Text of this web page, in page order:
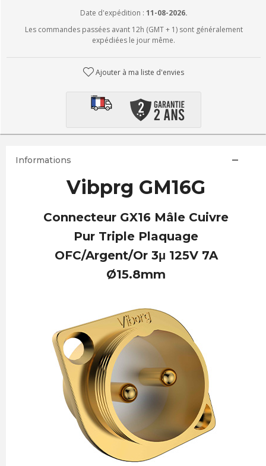
Date d'expédition : 11-08-2026.
Les commandes passées avant 12h (GMT + 1) sont généralement
expédiées le jour même.
Ajouter à ma liste d'envies
Informations
Vibprg GM16G
Connecteur GX16 Mâle Cuivre
Pur Triple Plaquage
OFC/Argent/Or 3μ 125V 7A
Ø15.8mm